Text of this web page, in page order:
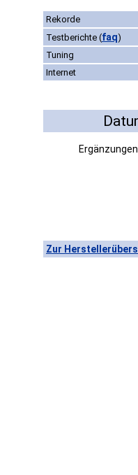
Rekorde
Testberichte (faq)
Tuning
Internet
Zur